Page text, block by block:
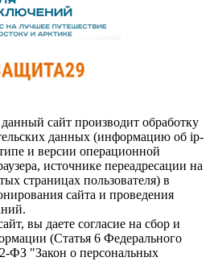
сайт производит обработку
данных (информацию об ip-
и версии операционной
источнике переадресации на
страницах пользователя) в
сайта и проведения
вы даете согласие на сбор и
(Статья 6 Федерального
ФЗ "Закон о персональных